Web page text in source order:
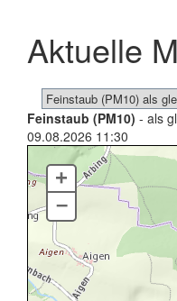
Aktuelle
Feinstaub (PM10) - als
09.08.2026 11:30
+
–